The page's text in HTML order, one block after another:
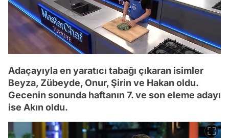
Adaçayıyla en yaratıcı tabağı çıkaran isimler
Beyza, Zübeyde, Onur, Şirin ve Hakan oldu.
Gecenin sonunda haftanın 7. ve son eleme adayı
ise Akın oldu.